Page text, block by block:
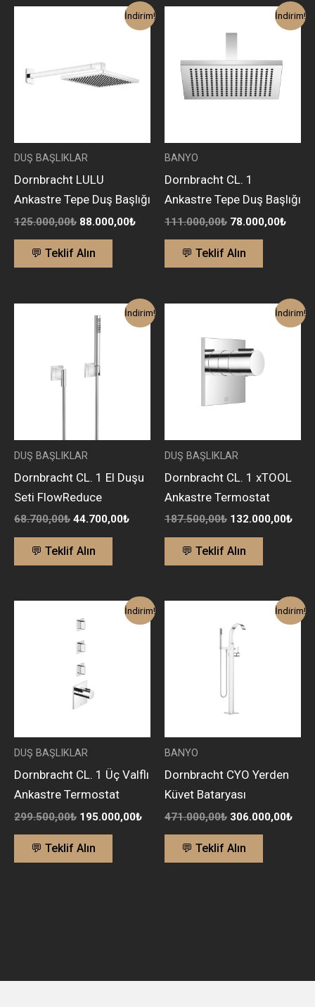
İndirim!
DUŞ BAŞLIKLAR
Dornbracht LULU
Ankastre Tepe Duş Başlığı
125.000,00₺ 88.000,00₺
Şu
andaki
💬 Teklif Alın
İndirim!
BANYO
Dornbracht CL. 1
Ankastre Tepe Duş Başlığı
111.000,00₺
111.000,00₺.
78.000,00₺
Şu
💬 Teklif Alın
İndirim!
DUŞ BAŞLIKLAR
Dornbracht CL. 1 El Duşu
Seti FlowReduce
68.700,00₺
68.700,00₺.
44.700,00₺
Şu
andaki
💬 Teklif Alın
İndirim!
DUŞ BAŞLIKLAR
Dornbracht CL. 1 xTOOL
Ankastre Termostat
187.500,00₺
187.500,00₺.
132.000,00₺
Şu
💬 Teklif Alın
İndirim!
DUŞ BAŞLIKLAR
Dornbracht CL. 1 Üç Valflı
Ankastre Termostat
299.500,00₺
fiyat:
299.500,00₺.
195.000,00₺
Şu
andaki
💬 Teklif Alın
İndirim!
BANYO
Dornbracht CYO Yerden
Küvet Bataryası
471.000,00₺
471.000,00₺.
306.000,00₺
Şu
💬 Teklif Alın